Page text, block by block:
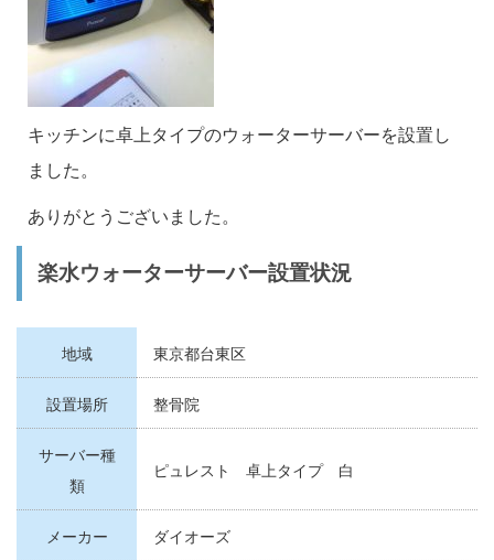
キッチンに卓上タイプのウォーターサーバーを設置し
ました。
ありがとうございました。
楽水ウォーターサーバー設置状況
地域 東京都台東区
設置場所 整骨院
サーバー種
類
ピュレスト 卓上タイプ 白
メーカー ダイオーズ